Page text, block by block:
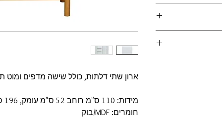
ארון שתי דלתות, כולל שישה מדפים ומוט
מידות: 110 ס"מ רוחב 52 ס"מ עומק, 196 ס"מ גובה
חומרים: MDF/בוק
ולכן לא יחושב
במלאי
מול החנות